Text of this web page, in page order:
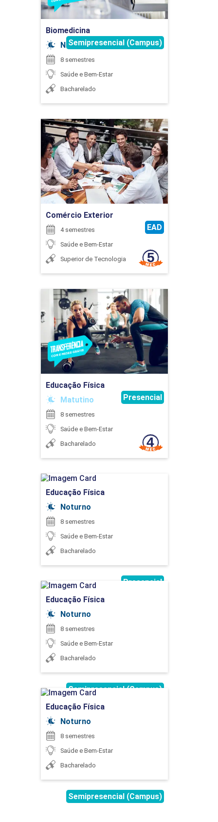
ESTÁGIO SUPERVISIONADO EM
FONOAUDIOLOGIA III
255
ÉTICA E BIOÉTICA EM FONOAUDIOLOGIA
75
EXTENSÃO
75
EXTENSÃO
EXTENSÃO
Biomedicina
Noturno
Semipresencial (Campus)
8 semestres
Saúde e Bem-Estar
Bacharelado
Ir para Inscrição
Comércio Exterior
EAD
4 semestres
Saúde e Bem-Estar
Superior de Tecnologia
Comércio Exterior
Detalhes do curso
Ir para Inscrição
Educação Física
Matutino
Presencial
8 semestres
Saúde e Bem-Estar
Bacharelado
Educação Física
Detalhes do curso
Ir para Inscrição
Educação Física
Noturno
Presencial
8 semestres
Saúde e Bem-Estar
Bacharelado
Detalhes do curso
Educação Física
Noturno
Semipresencial (Campus)
8 semestres
Saúde e Bem-Estar
Bacharelado
Detalhes do curso
Educação Física
Noturno
Semipresencial (Campus)
8 semestres
Saúde e Bem-Estar
Bacharelado
Detalhes do curso